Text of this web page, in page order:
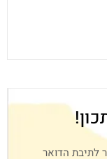
לתיבת הדואר